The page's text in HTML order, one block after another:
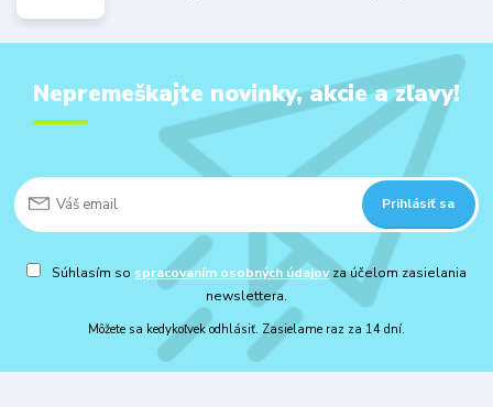
Nepremeškajte novinky, akcie a zľavy!
Prihlásiť sa
Súhlasím so spracovaním osobných údajovza účelom zasielania
newslettera.
Môžete sa kedykoľvek odhlásiť. Zasielame raz za 14 dní.